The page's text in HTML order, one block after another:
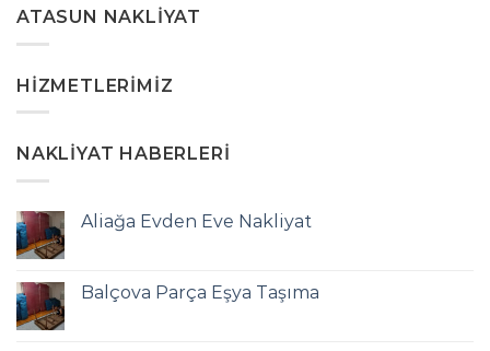
ATASUN NAKLIYAT
HIZMETLERIMIZ
NAKLIYAT HABERLERI
Aliağa Evden Eve Nakliyat
Balçova Parça Eşya Taşıma